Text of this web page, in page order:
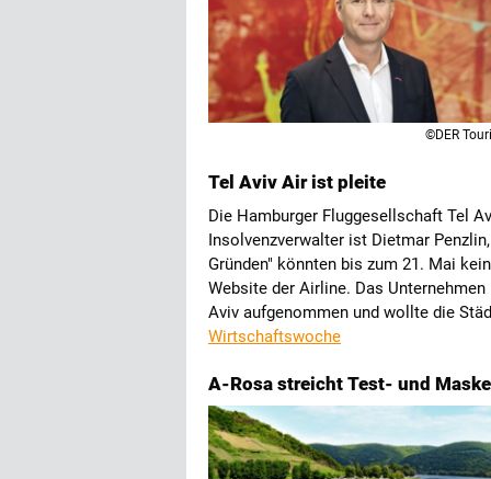
©DER
Tel Aviv Air ist pleite
Die Hamburger Fluggesellschaft Tel
Insolvenzverwalter ist Dietmar
Gründen" könnten bis zum 21. Mai
Website der Airline. Das
Aviv aufgenommen und wollte die
Wirtschaftswoche
A-Rosa streicht Test- und